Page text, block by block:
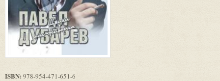
ISBN: 978-954-471-651-6